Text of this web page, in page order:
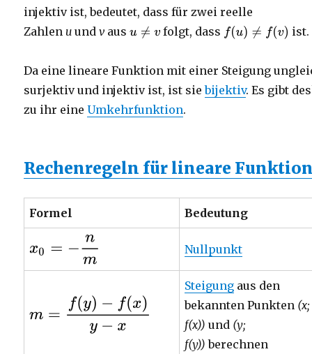
injektiv ist, bedeutet, dass für zwei reelle
Zahlen u undv aus folgt, dass ist.
Da eine lineare Funktion mit einer Steigung
surjektiv und injektiv ist, ist siebijektiv. Es gibt
zu ihr eineUmkehrfunktion.
Rechenregeln für lineare
Formel Bedeutung
Nullpunkt
Steigung aus den
bekannten Punkten (x;
f(x)) und (y;
f(y)) berechnen